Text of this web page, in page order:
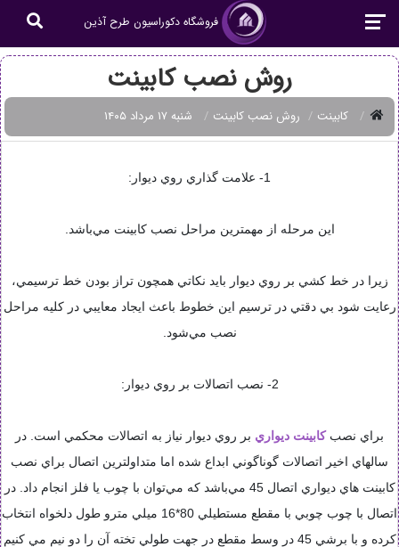
فروشگاه دکوراسیون طرح آذین
روش نصب کابینت
کابینت روش نصب کابینت شنبه ۱۷ مرداد ۱۴۰۵
1- علامت گذاري روي ديوار:
اين مرحله از مهمترين مراحل نصب کابينت مي‌باشد.
زيرا در خط کشي بر روي ديوار بايد نکاتي همچون تراز بودن خط ترسيمي،
رعايت شود بي دقتي در ترسيم اين خطوط باعث ايجاد معايبي در کليه مراحل
نصب مي‌شود.
2- نصب اتصالات بر روي ديوار:
براي نصبکابينت ديواري بر روي ديوار نياز به اتصالات محکمي است. در
سالهاي اخير اتصالات گوناگوني ابداع شده اما متداولترين اتصال براي نصب
کابينت هاي ديواري اتصال 45 مي‌باشد که مي‌توان با چوب يا فلز انجام داد. در
اتصال با چوب چوبي با مقطع مستطيلي 80*16 ميلي مترو طول دلخواه انتخاب
کرده و با برشي 45 در وسط مقطع در جهت طولي تخته آن را دو نيم مي کنيم